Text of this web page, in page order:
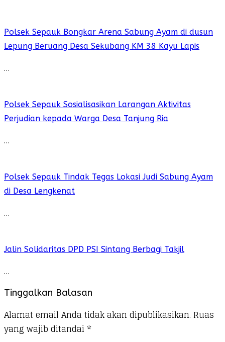
Polsek Sepauk Bongkar Arena Sabung Ayam di dusun
Lepung Beruang Desa Sekubang KM 38 Kayu Lapis
…
Polsek Sepauk Sosialisasikan Larangan Aktivitas
Perjudian kepada Warga Desa Tanjung Ria
…
Polsek Sepauk Tindak Tegas Lokasi Judi Sabung Ayam
di Desa Lengkenat
…
Jalin Solidaritas DPD PSI Sintang Berbagi Takjil
…
Tinggalkan Balasan
Alamat email Anda tidak akan dipublikasikan. Ruas
yang wajib ditandai *